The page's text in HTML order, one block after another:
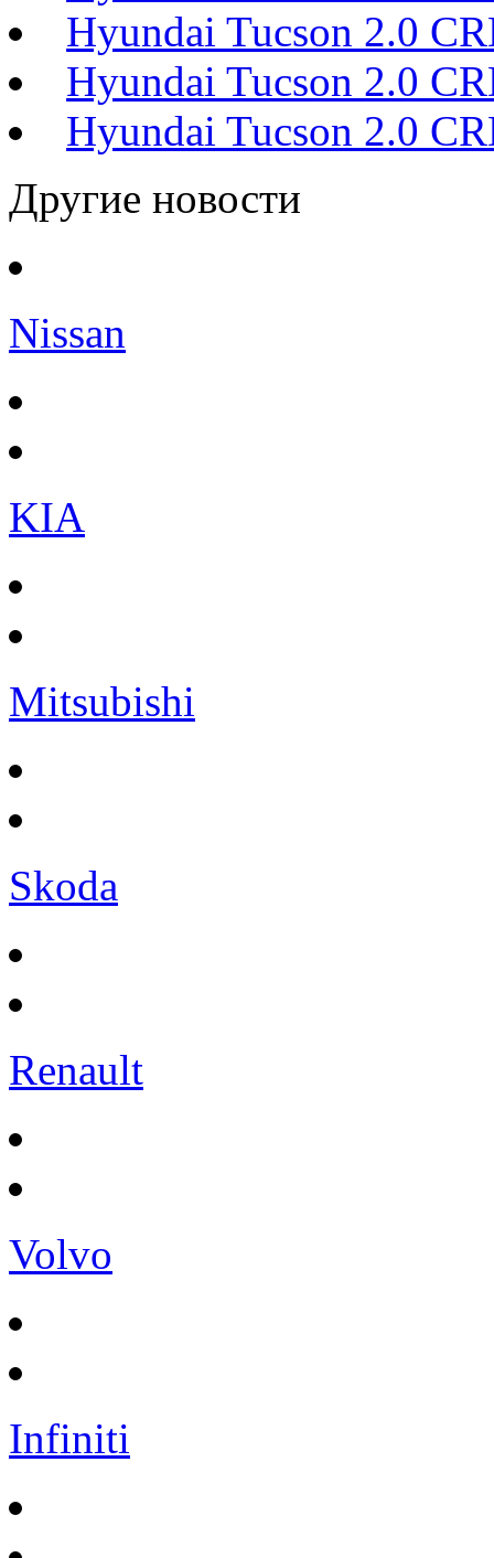
Hyundai Tucson 2.0
Hyundai Tucson 2.0
Hyundai Tucson 2.0
Другие новости
Nissan
KIA
Mitsubishi
Skoda
Renault
Volvo
Infiniti